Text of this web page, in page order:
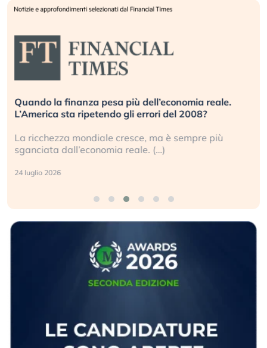
Quando la finanza pesa più dell’economia reale.
L’America sta ripetendo gli errori del 2008?
La ricchezza mondiale cresce, ma è sempre più
sganciata dall’economia reale. (…)
24 luglio 2026